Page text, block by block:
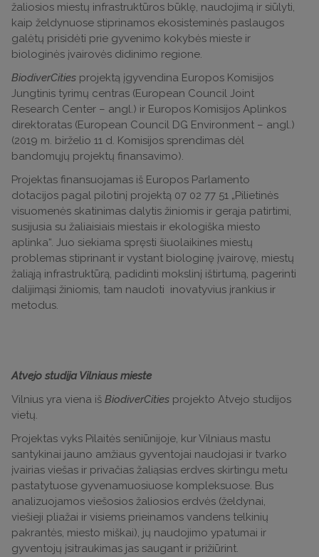
žaliosios miestų infrastruktūros būklę, naudojimą ir siūlyti,
kaip želdynuose stiprinamos ekosisteminės paslaugos
galėtų prisidėti prie gyvenimo kokybės mieste ir
biologinės įvairovės didinimo regione.
BiodiverCities projektą įgyvendina Europos Komisijos
Jungtinis tyrimų centras (European Council Joint
Research Center – angl.) ir Europos Komisijos Aplinkos
direktoratas (European Council DG Environment – angl.)
(2019 m. birželio 11 d. Komisijos sprendimas dėl
bandomųjų projektų finansavimo).
Projektas finansuojamas iš Europos Parlamento
dotacijos pagal pilotinį projektą 07 02 77 51 „Pilietinės
visuomenės skatinimas dalytis žiniomis ir gerąja patirtimi,
susijusia su žaliaisiais miestais ir ekologiška miesto
aplinka“. Juo siekiama spręsti šiuolaikines miestų
problemas stiprinant ir vystant biologinę įvairovę, miestų
žaliąją infrastruktūrą, padidinti mokslinį ištirtumą, pagerinti
dalijimąsi žiniomis, tam naudoti inovatyvius įrankius ir
metodus.
Atvejo studija Vilniaus mieste
Vilnius yra viena iš BiodiverCities projekto Atvejo studijos
vietų.
Projektas vyks Pilaitės seniūnijoje, kur Vilniaus mastu
santykinai jauno amžiaus gyventojai naudojasi ir tvarko
įvairias viešas ir privačias žaliąsias erdves skirtingu metu
pastatytuose gyvenamuosiuose kompleksuose. Bus
analizuojamos viešosios žaliosios erdvės (želdynai,
viešieji pliažai ir visiems prieinamos vandens telkinių
pakrantės, miesto miškai), jų naudojimo ypatumai ir
gyventojų įsitraukimas jas saugant ir prižiūrint.